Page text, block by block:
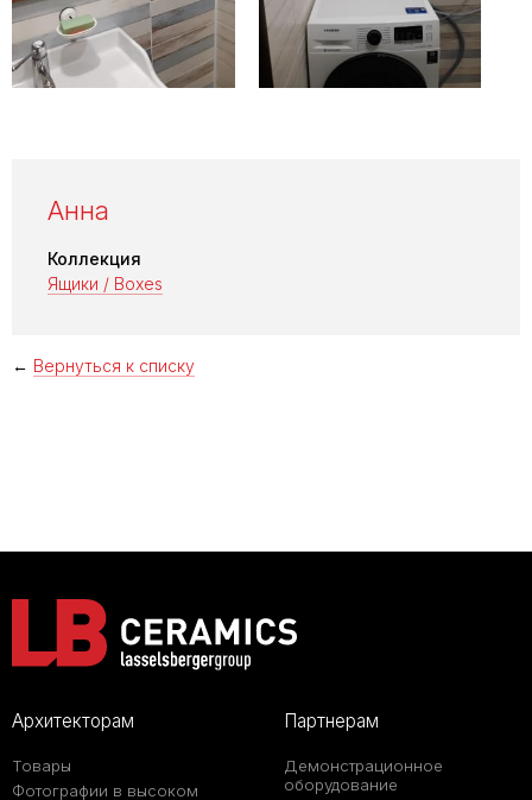
Анна
Коллекция
Ящики / Boxes
← Вернуться к списку
Архитекторам
Товары
Фотографии в высоком
Партнерам
Демонстрационное
оборудование